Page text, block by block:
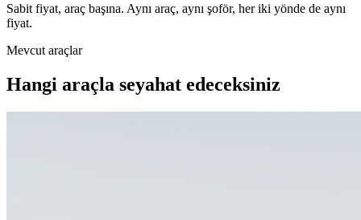
Sabit fiyat, araç başına. Aynı araç, aynı şoför, her iki yönde de aynı
fiyat.
Mevcut araçlar
Hangi araçla seyahat edeceksiniz